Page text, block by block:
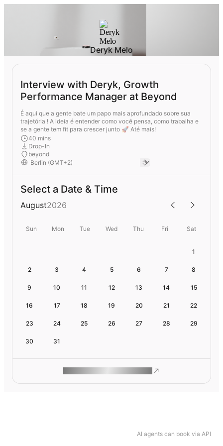
AI agents can book via API
Deryk Melo
Interview with Deryk, Growth
Performance Manager at Beyond
É aqui que a gente bate um papo mais aprofundado sobre sua
trajetória ! A ideia é entender como você pensa, como trabalha e
se a gente tem fit para crescer junto 🚀 Até mais!
40 mins
Drop-In
beyond
Select a Date & Time
August2026
Sun Mon Tue Wed Thu Fri Sat
1
2 3 4 5 6 7 8
9 10 11 12 13 14 15
16 17 18 19 20 21 22
23 24 25 26 27 28 29
30 31